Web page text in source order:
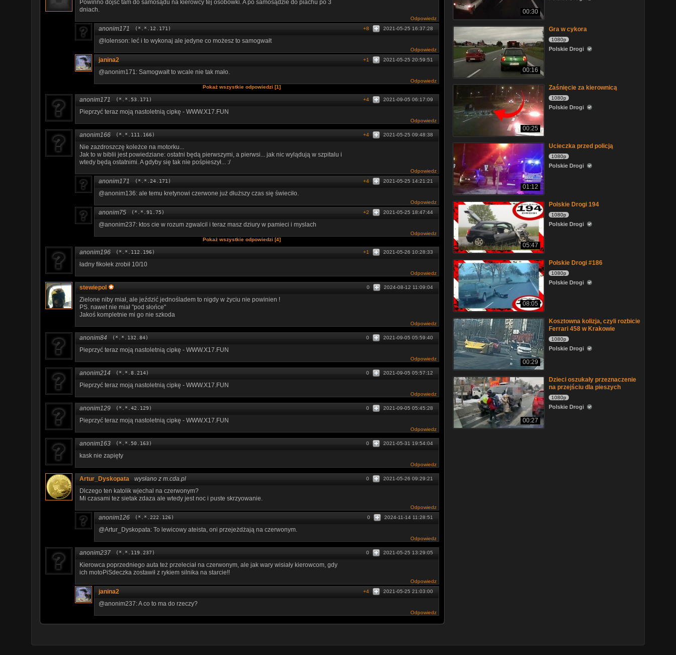
Powinno dojść tam do samosądu na kierowcy tej osobówki. A po samosądzie do piachu po 3
dniach.
Odpowiedz
anonim171 (*.*.12.171) 2021-05-25 16:37:28
+8
@lolenson: leć i to wykonaj ale jedyne co możesz to samogwałt
Odpowiedz
janina2 2021-05-25 20:59:51
+1
@anonim171: Samogwałt to wcale nie tak mało.
Odpowiedz
Pokaż wszystkie odpowiedzi [1]
anonim171 (*.*.53.171) 2021-09-05 06:17:09
+4
P­­­i­­­e­­­p­­r­z­­y­ć­ ­t­­­e­r­­­a­­z­­ ­­­m­o­­­j­­­ą­­ ­­­n­­­a­s­­t­­­o­­­l­e­t­­­n­­i­ą­­ ­­­c­i­p­­­k­­ę­­ ­­­-­­­ ­­­W­­­W­­W­.­­­X­1­­7­.­F­­­U­­­N
Odpowiedz
anonim166 (*.*.111.166) 2021-05-25 09:48:38
+4
Nie zazdroszczę koleżce na motorku...
Jak to w biblii jest powiedziane: ostatni będą pierwszymi, a pierwsi... jak nic wylądują w szpitalu i
wtedy będą ostatnimi. A gdyby się tak nie pośpieszył... :/
Odpowiedz
anonim171 (*.*.24.171) 2021-05-25 14:21:21
+4
@anonim136: ale temu kretynowi czerwone już dłuższy czas się świeciło.
Odpowiedz
anonim75 (*.*.91.75) 2021-05-25 18:47:44
+2
@anonim237: ktos cie w rozum zgwalcil i teraz masz dziury w pamieci i myslach
Odpowiedz
Pokaż wszystkie odpowiedzi [4]
anonim196 (*.*.112.196) 2021-05-26 10:28:33
+1
ładny fikołek zrobił 10/10
Odpowiedz
stewiepol 2024-08-12 11:09:04
0
Zielone niby miał, ale jeździć jednośladem to nigdy w życiu nie powinien !
PS. nawet nie miał "pod słońce"
Jakoś kompletnie mi go nie szkoda
Odpowiedz
anonim84 (*.*.132.84) 2021-09-05 05:59:40
0
P­i­e­­p­­r­­­z­­y­­ć­­ ­­t­e­r­a­z­­­ ­­­m­­­o­­­j­­ą­­ ­­n­­a­s­t­­o­­­l­e­t­­­n­­­i­­ą­ ­c­­­i­p­­­k­­ę­­ ­­­-­­ ­W­­W­­W­­­.­X­1­­7­.­­­F­­U­­N
Odpowiedz
anonim214 (*.*.8.214) 2021-09-05 05:57:12
0
P­­i­­e­p­­­r­z­­­y­­ć­­ ­­t­­e­­­r­a­­z­­­ ­­­m­­o­j­­ą­­­ ­­­n­a­­­s­t­­­o­­­l­­e­­t­­­n­i­­ą­­­ ­c­­­i­­p­­k­­ę­­ ­­­-­ ­­­W­W­­­W­.­X­1­­­7­­.­­F­­U­­­N
Odpowiedz
anonim129 (*.*.42.129) 2021-09-05 05:45:28
0
P­i­­e­­­p­r­z­y­­­ć­­­ ­­t­­­e­r­­a­­­z­­­ ­m­­­o­j­ą­­ ­­­n­­a­­s­­­t­­­o­­l­e­­­t­­­n­­i­ą­ ­c­­­i­­p­k­­­ę­­­ ­­-­­­ ­­W­W­­W­­­.­­X­­­1­­7­­.­­­F­­U­­­N
Odpowiedz
anonim163 (*.*.50.163) 2021-05-31 19:54:04
0
kask nie zapięty
Odpowiedz
Artur_Dyskopata wysłano z m.cda.pl 2021-05-26 09:29:21
0
Dlczego ten katolik wjechal na czerwonym?
Mi czasami tez sietak zdaza ale wtedy jest noc i puste skrzyowanie.
Odpowiedz
anonim126 (*.*.222.126) 2024-11-14 11:28:51
0
@Artur_Dyskopata: To lewicowy ateista, oni przejeżdżają na czerwonym.
Odpowiedz
anonim237 (*.*.119.237) 2021-05-25 13:29:05
0
Kierowca poprzedniego auta też przeleciał na czerwonym, ale jak wary wisiały kierowcom, gdy
ich motoPiSdeczka zostawił z rykiem silnika na starcie!!
Odpowiedz
janina2 2021-05-25 21:03:00
+4
@anonim237: A co to ma do rzeczy?
Odpowiedz
00:30
00:16
Gra w cykora
1080p
Polskie Drogi
00:25
Zaśnięcie za kierownicą
1080p
Polskie Drogi
01:12
Ucieczka przed policją
1080p
Polskie Drogi
05:47
Polskie Drogi 194
1080p
Polskie Drogi
08:05
Polskie Drogi #186
1080p
Polskie Drogi
00:29
Kosztowna kolizja, czyli rozbicie
Ferrari 458 w Krakowie
1080p
Polskie Drogi
00:27
Dzieci oszukały przeznaczenie
na przejściu dla pieszych
1080p
Polskie Drogi